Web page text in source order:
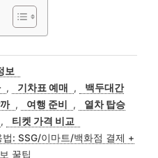
보
, 기차표 예매 ,
백두대간
, 여행 준비 ,
열차 탑승
,
티켓 가격 비교
: SSG/이마트/백화점 결제 +
꿀팁